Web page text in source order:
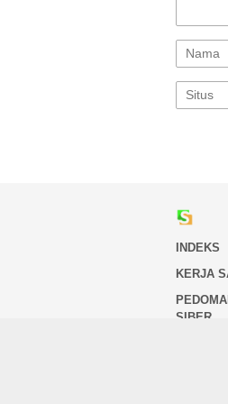
INDEKS
KERJA
SIBER